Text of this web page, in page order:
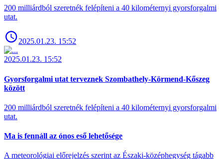
200 milliárdból szeretnék felépíteni a 40 kilométernyi gyorsforgalmi
utat.
2025.01.23. 15:52
2025.01.23. 15:52
Gyorsforgalmi utat terveznek Szombathely-Körmend-Kőszeg
között
200 milliárdból szeretnék felépíteni a 40 kilométernyi gyorsforgalmi
utat.
Ma is fennáll az ónos eső lehetősége
A meteorológiai előrejelzés szerint az Északi-középhegység tágabb